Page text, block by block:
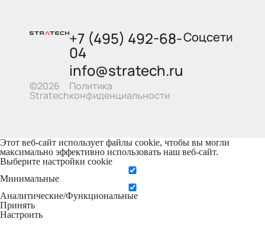
©2026
Stratech
+7 (495) 492-68-
04
info@stratech.ru
Политика
конфиденциальности
Соцсети
Этот веб-сайт использует файлы cookie, чтобы вы могли
максимально эффективно использовать наш веб-сайт.
Выберите настройки cookie
Минимальные
Аналитические/Функциональные
Принять
Настроить